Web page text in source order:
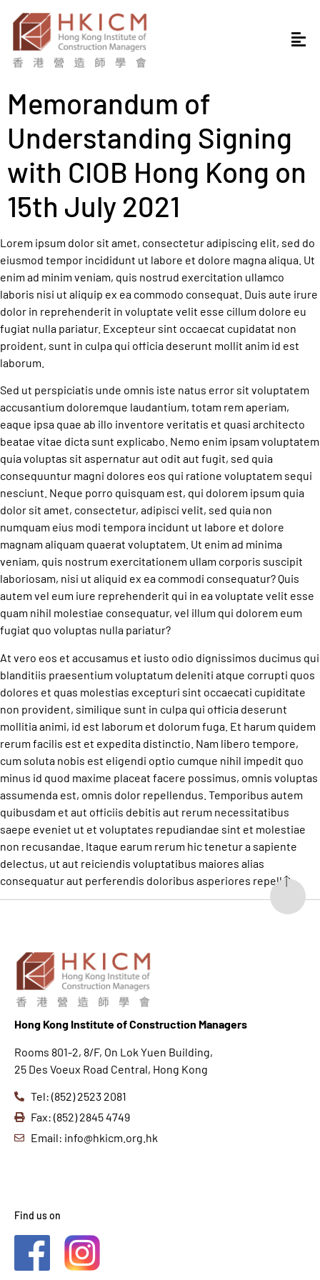
Memorandum of
Understanding Signing
with CIOB Hong Kong on
15th July 2021
Lorem ipsum dolor sit amet, consectetur adipiscing elit, sed do
eiusmod tempor incididunt ut labore et dolore magna aliqua. Ut
enim ad minim veniam, quis nostrud exercitation ullamco
laboris nisi ut aliquip ex ea commodo consequat. Duis aute irure
dolor in reprehenderit in voluptate velit esse cillum dolore eu
fugiat nulla pariatur. Excepteur sint occaecat cupidatat non
proident, sunt in culpa qui officia deserunt mollit anim id est
laborum.
Sed ut perspiciatis unde omnis iste natus error sit voluptatem
accusantium doloremque laudantium, totam rem aperiam,
eaque ipsa quae ab illo inventore veritatis et quasi architecto
beatae vitae dicta sunt explicabo. Nemo enim ipsam voluptatem
quia voluptas sit aspernatur aut odit aut fugit, sed quia
consequuntur magni dolores eos qui ratione voluptatem sequi
nesciunt. Neque porro quisquam est, qui dolorem ipsum quia
dolor sit amet, consectetur, adipisci velit, sed quia non
numquam eius modi tempora incidunt ut labore et dolore
magnam aliquam quaerat voluptatem. Ut enim ad minima
veniam, quis nostrum exercitationem ullam corporis suscipit
laboriosam, nisi ut aliquid ex ea commodi consequatur? Quis
autem vel eum iure reprehenderit qui in ea voluptate velit esse
quam nihil molestiae consequatur, vel illum qui dolorem eum
fugiat quo voluptas nulla pariatur?
At vero eos et accusamus et iusto odio dignissimos ducimus qui
blanditiis praesentium voluptatum deleniti atque corrupti quos
dolores et quas molestias excepturi sint occaecati cupiditate
non provident, similique sunt in culpa qui officia deserunt
mollitia animi, id est laborum et dolorum fuga. Et harum quidem
rerum facilis est et expedita distinctio. Nam libero tempore,
cum soluta nobis est eligendi optio cumque nihil impedit quo
minus id quod maxime placeat facere possimus, omnis voluptas
assumenda est, omnis dolor repellendus. Temporibus autem
quibusdam et aut officiis debitis aut rerum necessitatibus
saepe eveniet ut et voluptates repudiandae sint et molestiae
non recusandae. Itaque earum rerum hic tenetur a sapiente
delectus, ut aut reiciendis voluptatibus maiores alias
consequatur aut perferendis doloribus asperiores repellat.
Hong Kong Institute of Construction Managers
Rooms 801-2, 8/F, On Lok Yuen Building,
25 Des Voeux Road Central, Hong Kong
Tel: (852) 2523 2081
Fax: (852) 2845 4749
Email: info@hkicm.org.hk
Find us on